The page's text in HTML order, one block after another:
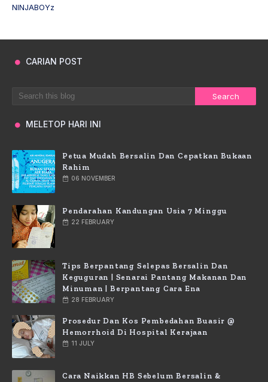
NINJABOYz
CARIAN POST
MELETOP HARI INI
Petua Mudah Bersalin Dan Cepatkan Bukaan
Rahim
06 NOVEMBER
Pendarahan Kandungan Usia 7 Minggu
22 FEBRUARY
Tips Berpantang Selepas Bersalin Dan
Keguguran | Senarai Pantang Makanan Dan
Minuman | Berpantang Cara Ena
28 FEBRUARY
Prosedur Dan Kos Pembedahan Buasir @
Hemorrhoid Di Hospital Kerajaan
11 JULY
Cara Naikkan HB Sebelum Bersalin &